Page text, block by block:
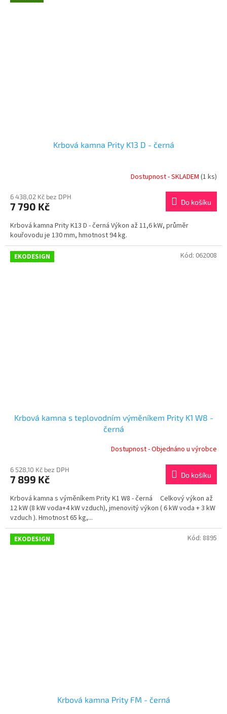
Krbová kamna Prity K13 D - černá
Dostupnost - SKLADEM (1 ks)
6 438,02 Kč bez DPH
7 790 Kč Do košíku
Krbová kamna Prity K13 D - černá Výkon až 11,6 kW, průměr
kouřovodu je 130 mm, hmotnost 94 kg.
EKODESIGN
Krbová kamna s teplovodním výměníkem Prity K1 W8 -
černá
Dostupnost - Objednáno u výrobce
6 528,10 Kč bez DPH
7 899 Kč Do košíku
Krbová kamna s výměníkem Prity K1 W8 - černá Celkový výkon až
12 kW (8 kW voda+4 kW vzduch), jmenovitý výkon ( 6 kW voda + 3 kW
vzduch ). Hmotnost 65 kg,...
Kód: 062008
EKODESIGN
Krbová kamna Prity FM - černá
Kód: 8895